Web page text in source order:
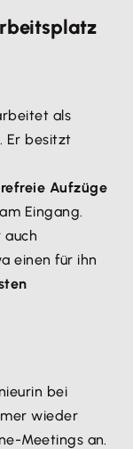
als
Er besitzt
Aufzüge
Eingang.
auch
einen für ihn
bei
wieder
Meetings an.